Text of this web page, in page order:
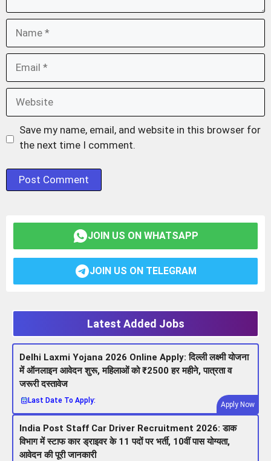
Save my name, email, and website in this browser for
the next time I comment.
JOIN US ON WHATSAPP
JOIN US ON TELEGRAM
Latest Added Jobs
Delhi Laxmi Yojana 2026 Online Apply: दिल्ली लक्ष्मी योजना
में ऑनलाइन आवेदन शुरू, महिलाओं को ₹2500 हर महीने, पात्रता व
जरूरी दस्तावेज
Last Date To Apply:
Apply Now
India Post Staff Car Driver Recruitment 2026: डाक
विभाग में स्टाफ कार ड्राइवर के 11 पदों पर भर्ती, 10वीं पास योग्यता,
आवेदन की पूरी जानकारी